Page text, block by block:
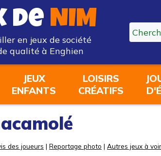
de NIM
en jeux de société
qualité à Enghien
JEUX
ENFANTS
LOISIRS
CRÉATIFS
des joueurs | Reportage photo | Autres jeux à voir